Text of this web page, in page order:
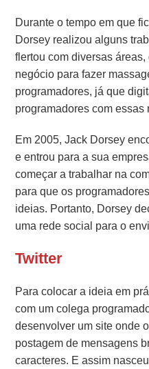
Durante o tempo em que
Dorsey realizou alguns
flertou com diversas
negócio para fazer
programadores, já que
programadores com
Em 2005, Jack Dorsey
e entrou para a sua
começar a trabalhar na
para que os
ideias. Portanto, Dorsey
uma rede social para o
Twitter
Para colocar a ideia em
com um colega
desenvolver um site onde
postagem de mensagens
caracteres. E assim